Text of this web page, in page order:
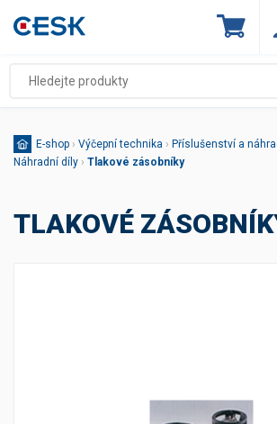
E-shop › Výčepní technika › Příslušenství a
Náhradní díly › Tlakové zásobníky
TLAKOVÉ